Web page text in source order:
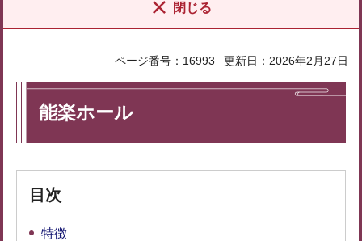
閉じる
ページ番号：16993 更新日：2026年2月27日
能楽ホール
目次
特徴